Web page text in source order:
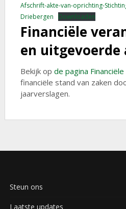
Afschrift-akte-van-oprichting-
Driebergen
Downloaden
Financiële
en
Bekijk op de pagina
financiële stand van zaken
jaarverslagen.
Steun ons
Laatste updates